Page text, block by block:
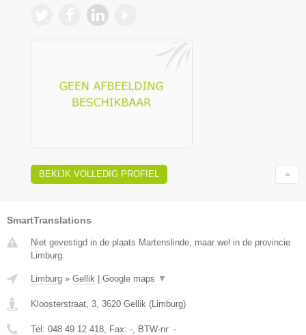
BEKIJK VOLLEDIG PROFIEL
SmartTranslations
Niet gevestigd in de plaats Martenslinde, maar wel in de provincie
Limburg.
Limburg » Gellik Google maps ▼
Kloosterstraat, 3, 3620 Gellik (Limburg)
Tel: 048 49 12 418, Fax: -, BTW-nr: -